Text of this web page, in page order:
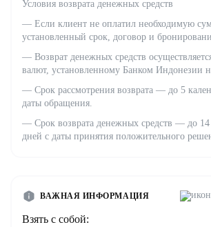
Условия возврата денежных средств
— Если клиент не оплатил необходимую
установленный срок, договор и
— Возврат денежных средств
валют, установленному Банком Индонезии
— Срок рассмотрения возврата — до 5
даты обращения.
— Срок возврата денежных средств — до 14
дней с даты принятия положительного
ВАЖНАЯ ИНФОРМАЦИЯ
Взять с собой: